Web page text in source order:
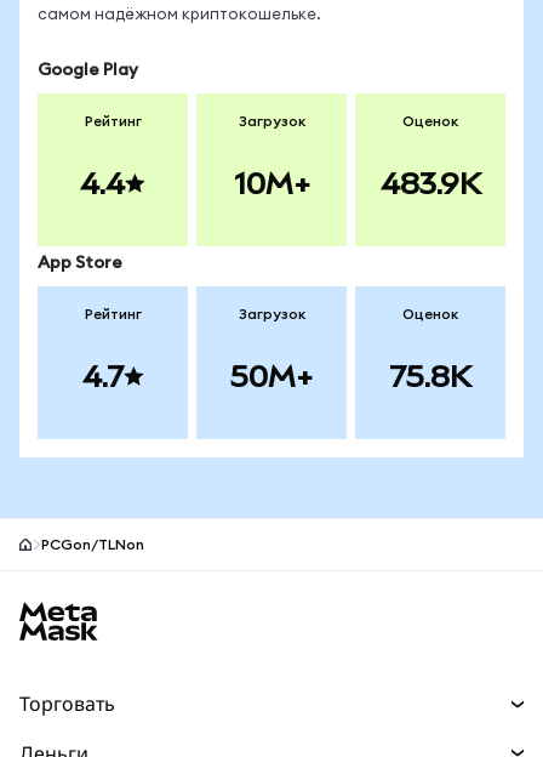
самом надёжном криптокошельке.
Google Play
Рейтинг
4.4
Загрузок
10M+
Оценок
483.9K
App Store
Рейтинг
4.7
Загрузок
50M+
Оценок
75.8K
PCGon/TLNon
Торговать